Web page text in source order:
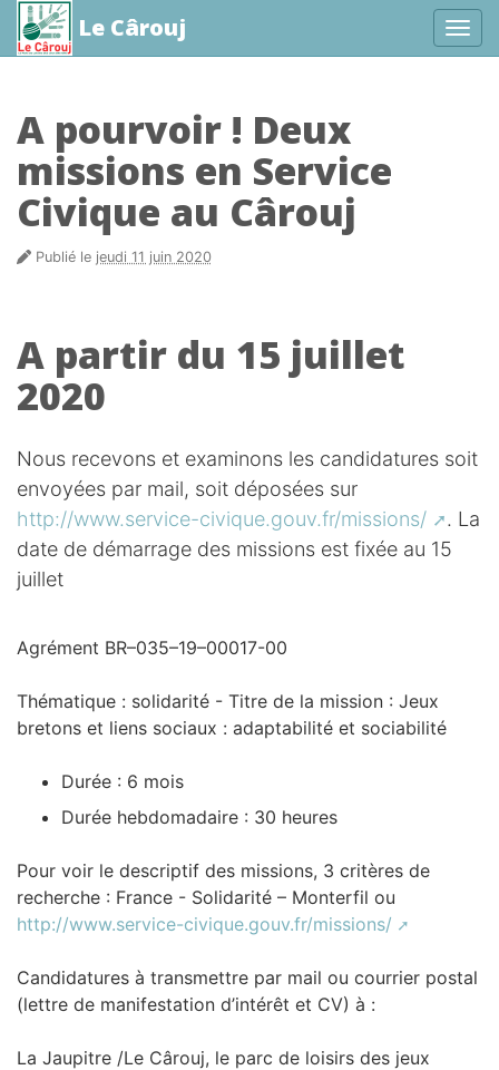
Le Cârouj
A pourvoir ! Deux
missions en Service
Civique au Cârouj
Publié le jeudi 11 juin 2020
A partir du 15 juillet
2020
Nous recevons et examinons les candidatures soit
envoyées par mail, soit déposées sur
http://www.service-civique.gouv.fr/missions/
. La
date de démarrage des missions est fixée au 15
juillet
Agrément BR–035–19–00017-00
Thématique : solidarité - Titre de la mission : Jeux
bretons et liens sociaux : adaptabilité et sociabilité
Durée : 6 mois
Durée hebdomadaire : 30 heures
Pour voir le descriptif des missions, 3 critères de
recherche : France - Solidarité – Monterfil ou
http://www.service-civique.gouv.fr/missions/
Candidatures à transmettre par mail ou courrier postal
(lettre de manifestation d’intérêt et CV) à :
La Jaupitre /Le Cârouj, le parc de loisirs des jeux